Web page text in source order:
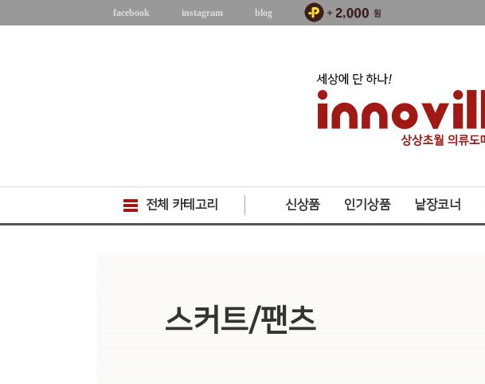
facebook instagram blog
전체 카테고리 신상품 인기상품 낱장코너
스커트/팬츠